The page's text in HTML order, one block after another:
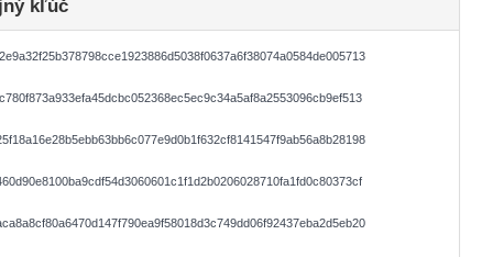
kľúč